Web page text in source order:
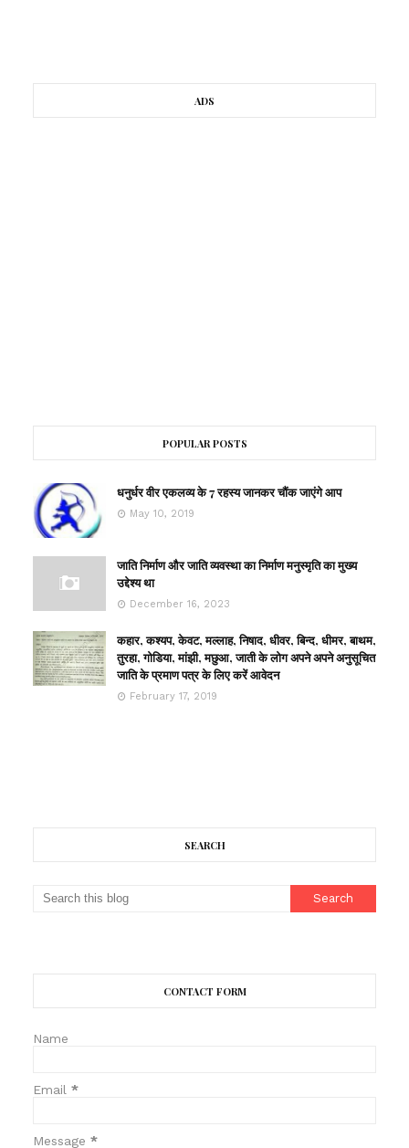
ADS
POPULAR POSTS
धनुर्धर वीर एकलव्य के 7 रहस्य जानकर चौंक जाएंगे आप
May 10, 2019
जाति निर्माण और जाति व्यवस्था का निर्माण मनुस्मृति का मुख्य
उद्देश्य था
December 16, 2023
कहार, कश्यप, केवट, मल्लाह, निषाद, धीवर, बिन्द, धीमर, बाथम,
तुरहा, गोडिया, मांझी, मछुआ, जाती के लोग अपने अपने अनुसूचित
जाति के प्रमाण पत्र के लिए करें आवेदन
February 17, 2019
SEARCH
CONTACT FORM
Name
Email *
Message *